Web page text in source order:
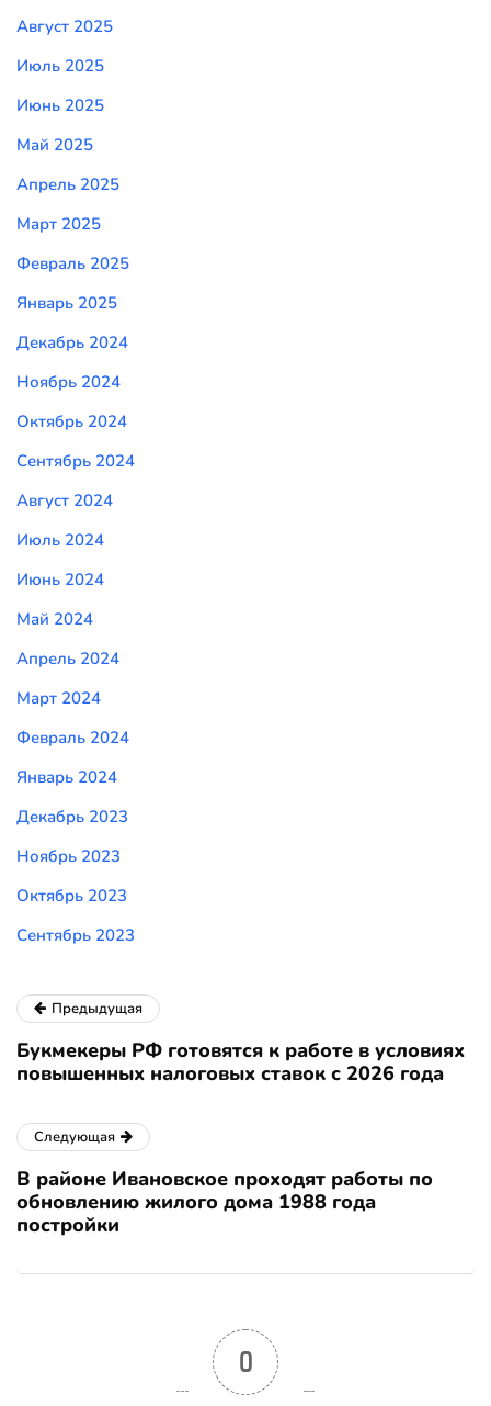
Август 2025
Июль 2025
Июнь 2025
Май 2025
Апрель 2025
Март 2025
Февраль 2025
Январь 2025
Декабрь 2024
Ноябрь 2024
Октябрь 2024
Сентябрь 2024
Август 2024
Июль 2024
Июнь 2024
Май 2024
Апрель 2024
Март 2024
Февраль 2024
Январь 2024
Декабрь 2023
Ноябрь 2023
Октябрь 2023
Сентябрь 2023
Предыдущая
Букмекеры РФ готовятся к работе в условиях
повышенных налоговых ставок с 2026 года
Следующая
В районе Ивановское проходят работы по
обновлению жилого дома 1988 года
постройки
0